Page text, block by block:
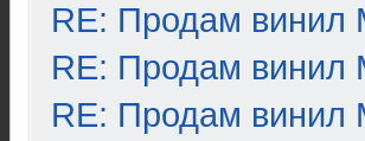
RE: Продам винил
RE: Продам винил
RE: Продам винил